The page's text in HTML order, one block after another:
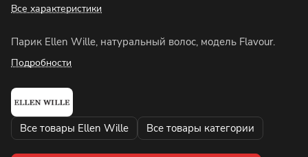
Все характеристики
Парик Ellen Wille, натуральный волос, модель Flavour.
Подробности
Все товары Ellen Wille Все товары категории